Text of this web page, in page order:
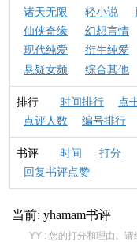
诸天无限
轻小说
仙侠奇缘
幻想言情
现代纯爱
衍生纯爱
悬疑女频
综合其他
排行 时间排行 点
点评人数
编号排行
书评 时间 打分
回复书评点赞
当前: yhamam书评
YY : 您的打分和理由。请